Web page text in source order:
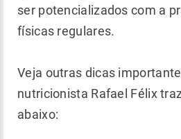
ser potencializados com a
físicas regulares.
Veja outras dicas
nutricionista Rafael Félix
abaixo: